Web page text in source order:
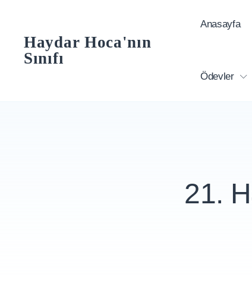
contentHaydar Hoca'nın
Sınıfı
Anasayfa
Ödevler
21.